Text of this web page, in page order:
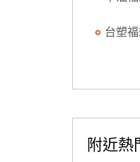
台塑
附近熱